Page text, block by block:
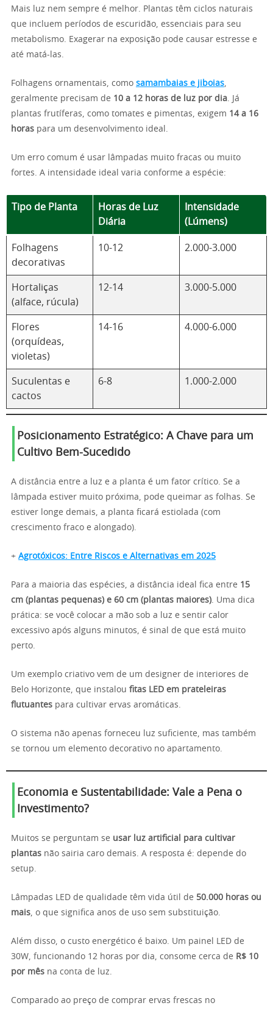
Mais luz nem sempre é melhor. Plantas têm ciclos naturais
que incluem períodos de escuridão, essenciais para seu
metabolismo. Exagerar na exposição pode causar estresse e
até matá-las.
Folhagens ornamentais, como samambaias e jiboias,
geralmente precisam de 10 a 12 horas de luz por dia. Já
plantas frutíferas, como tomates e pimentas, exigem 14 a 16
horas para um desenvolvimento ideal.
Um erro comum é usar lâmpadas muito fracas ou muito
fortes. A intensidade ideal varia conforme a espécie:
Tipo de Planta
Horas de Luz
Diária
Intensidade
(Lúmens)
Folhagens
decorativas
10-12 2.000-3.000
Hortaliças
(alface, rúcula)
12-14 3.000-5.000
Flores
(orquídeas,
violetas)
14-16 4.000-6.000
Suculentas e
cactos
6-8 1.000-2.000
Posicionamento Estratégico: A Chave para um
Cultivo Bem-Sucedido
A distância entre a luz e a planta é um fator crítico. Se a
lâmpada estiver muito próxima, pode queimar as folhas. Se
estiver longe demais, a planta ficará estiolada (com
crescimento fraco e alongado).
+ Agrotóxicos: Entre Riscos e Alternativas em 2025
Para a maioria das espécies, a distância ideal fica entre 15
cm (plantas pequenas) e 60 cm (plantas maiores). Uma dica
prática: se você colocar a mão sob a luz e sentir calor
excessivo após alguns minutos, é sinal de que está muito
perto.
Um exemplo criativo vem de um designer de interiores de
Belo Horizonte, que instalou fitas LED em prateleiras
flutuantes para cultivar ervas aromáticas.
O sistema não apenas forneceu luz suficiente, mas também
se tornou um elemento decorativo no apartamento.
Economia e Sustentabilidade: Vale a Pena o
Investimento?
Muitos se perguntam se usar luz artificial para cultivar
plantas não sairia caro demais. A resposta é: depende do
setup.
Lâmpadas LED de qualidade têm vida útil de 50.000 horas ou
mais, o que significa anos de uso sem substituição.
Além disso, o custo energético é baixo. Um painel LED de
30W, funcionando 12 horas por dia, consome cerca de R$ 10
por mês na conta de luz.
Comparado ao preço de comprar ervas frescas no